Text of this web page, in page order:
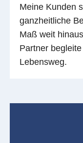
Meine Kunden
ganzheitliche
Maß weit
Partner
Lebensweg.